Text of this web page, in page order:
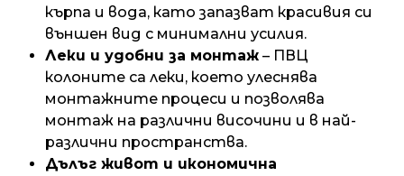
кърпа и вода, като запазват красивия си
външен вид с минимални усилия.
Леки и удобни за монтаж – ПВЦ
колоните са леки, което улеснява
монтажните процеси и позволява
монтаж на различни височини и в най-
различни пространства.
Дълъг живот и икономична